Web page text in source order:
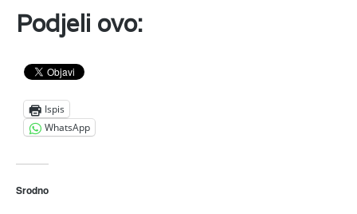
Podjeli ovo:
Ispis
WhatsApp
Srodno